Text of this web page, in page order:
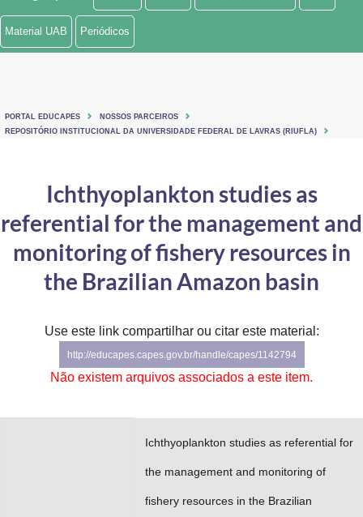
Ministério de Minas e Energia
Ministério do Turismo
Controladoria-Geral da União
Secretaria-Geral
Gabinete de Segurança Institucional
Advocacia-Geral da União
Material UAB Periódicos
PORTAL EDUCAPES
NOSSOS PARCEIROS
REPOSITÓRIO INSTITUCIONAL DA UNIVERSIDADE FEDERAL DE LAVRAS (RIUFLA)
Ichthyoplankton studies as
referential for the management and
monitoring of fishery resources in
the Brazilian Amazon basin
Use este link compartilhar ou citar este material:
http://educapes.capes.gov.br/handle/capes/1142794
Não existem arquivos associados a este item.
Ichthyoplankton studies as referential for
the management and monitoring of
fishery resources in the Brazilian